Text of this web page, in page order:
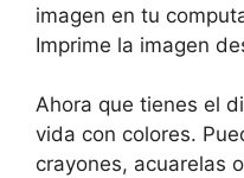
imagen en tu
Imprime la imagen
Ahora que tienes el
vida con colores.
crayones, acuarelas